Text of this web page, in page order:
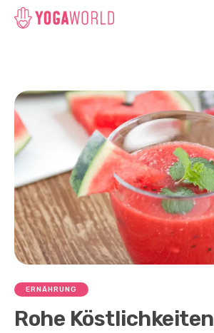
ERNÄHRUNG
Rohe Köstlichkeiten